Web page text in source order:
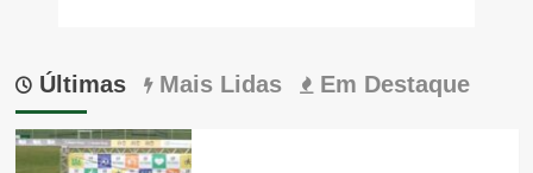
Últimas Mais Lidas Em Destaque